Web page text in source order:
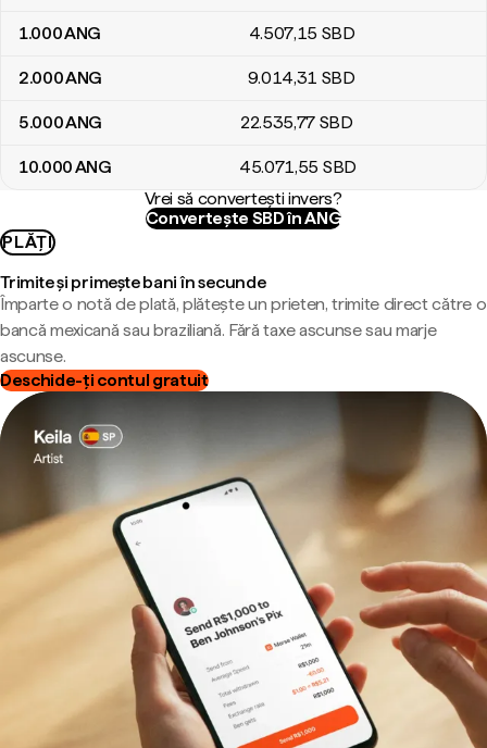
1.000ANG 4.507,15 SBD
2.000ANG 9.014,31 SBD
5.000ANG 22.535,77 SBD
10.000ANG 45.071,55 SBD
Vrei să convertești invers?
Convertește SBD în ANG
PLĂȚI
Trimite și primește bani în secunde
Împarte o notă de plată, plătește un prieten, trimite direct către o
bancă mexicană sau braziliană. Fără taxe ascunse sau marje
ascunse.
Deschide-ți contul gratuit